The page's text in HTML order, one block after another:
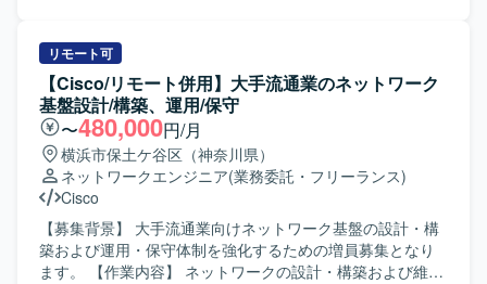
基盤の設計・構築に携わることで、高度なセキュリティ要
件に対応したネットワーク設計スキルを磨いていただけま
す。 Ciscoの先進的なソリューション（ISE、DNAC等）を
活用した認証・ネットワーク制御の実務経験を深めること
ができます。 【開発環境】 ネットワーク製品： Cisco
Catalyst, WLC, Cisco ISE, Cisco DNA Center (DNAC) 認証
プロトコル： RADIUS, LDAP サーバーOS： Linux,
Windows Server（証明書・認証周り） 担当工程： 基本設
計〜詳細設計〜構築〜検証・テスト
応を行います。基本設計からリリースまで一連の工程をご
担当いただきます。 【求める人物像】 ネットワークおよび
クラウド環境に関する知識を活かし、設計からリリースま
で主体的に対応いただける方を求めています。 【ポジショ
ンの魅力】 AWSとCisco機器を組み合わせたネットワーク
構成変更案件において、基本設計からリリースまで一貫し
て携わることで、クラウド接続やVPNに関する知見を深め
ていただけます。 【開発環境】 AWS（Site to Site VPN）、
Cisco機器（スイッチ、ルーター）、ブレイクアウトルータ
ー、IPsecルーター、ローカルブレイクアウト（TLS等）、
インターネットVPN（IPsec）を使用します。
リモート可
【Cisco/リモート併用】大手流通業のネットワーク
基盤設計/構築、運用/保守
〜480,000円/月
横浜市保土ケ谷区（神奈川県）
ネットワークエンジニア(業務委託・フリーランス)
Cisco
【募集背景】 大手流通業向けネットワーク基盤の設計・構
築および運用・保守体制を強化するための増員募集となり
ます。 【作業内容】 ネットワークの設計・構築および維持